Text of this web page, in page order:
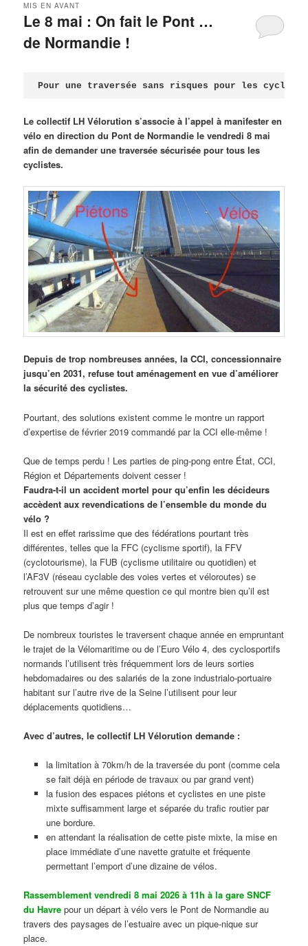
Le 8 mai : On fait le Pont …
de Normandie !
MIS EN AVANT
Pour une traversée sans risques pour les
Le collectif LH Vélorution s’associe à l’appel à manifester en
vélo en direction du Pont de Normandie le vendredi 8 mai
afin de demander une traversée sécurisée pour tous les
cyclistes.
Depuis de trop nombreuses années, la CCI, concessionnaire
jusqu’en 2031, refuse tout aménagement en vue d’améliorer
la sécurité des cyclistes.
Pourtant, des solutions existent comme le montre un rapport
d’expertise de février 2019 commandé par la CCI elle-même !
Que de temps perdu ! Les parties de ping-pong entre État, CCI,
Région et Départements doivent cesser !
Faudra-t-il un accident mortel pour qu’enfin les décideurs
accèdent aux revendications de l’ensemble du monde du
vélo ?
Il est en effet rarissime que des fédérations pourtant très
différentes, telles que la FFC (cyclisme sportif), la FFV
(cyclotourisme), la FUB (cyclisme utilitaire ou quotidien) et
l’AF3V (réseau cyclable des voies vertes et véloroutes) se
retrouvent sur une même question ce qui montre bien qu’il est
plus que temps d’agir !
De nombreux touristes le traversent chaque année en empruntant
le trajet de la Vélomaritime ou de l’Euro Vélo 4, des cyclosportifs
normands l’utilisent très fréquemment lors de leurs sorties
hebdomadaires ou des salariés de la zone industrialo-portuaire
habitant sur l’autre rive de la Seine l’utilisent pour leur
déplacements quotidiens…
Avec d’autres, le collectif LH Vélorution demande :
la limitation à 70km/h de la traversée du pont (comme cela
se fait déjà en période de travaux ou par grand vent)
la fusion des espaces piétons et cyclistes en une piste
mixte suffisamment large et séparée du trafic routier par
une bordure.
en attendant la réalisation de cette piste mixte, la mise en
place immédiate d’une navette gratuite et fréquente
permettant l’emport d’une dizaine de vélos.
Rassemblement vendredi 8 mai 2026 à 11h à la gare SNCF
du Havre pour un départ à vélo vers le Pont de Normandie au
travers des paysages de l’estuaire avec un pique-nique sur
place.